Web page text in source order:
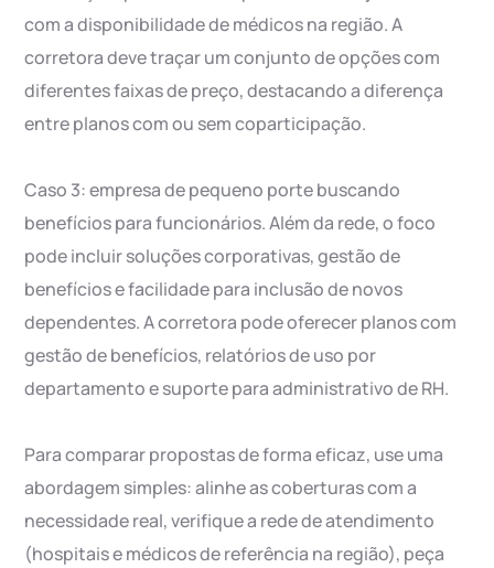
com a disponibilidade de médicos na região. A
corretora deve traçar um conjunto de opções com
diferentes faixas de preço, destacando a diferença
entre planos com ou sem coparticipação.
Caso 3: empresa de pequeno porte buscando
benefícios para funcionários. Além da rede, o foco
pode incluir soluções corporativas, gestão de
benefícios e facilidade para inclusão de novos
dependentes. A corretora pode oferecer planos com
gestão de benefícios, relatórios de uso por
departamento e suporte para administrativo de RH.
Para comparar propostas de forma eficaz, use uma
abordagem simples: alinhe as coberturas com a
necessidade real, verifique a rede de atendimento
(hospitais e médicos de referência na região), peça